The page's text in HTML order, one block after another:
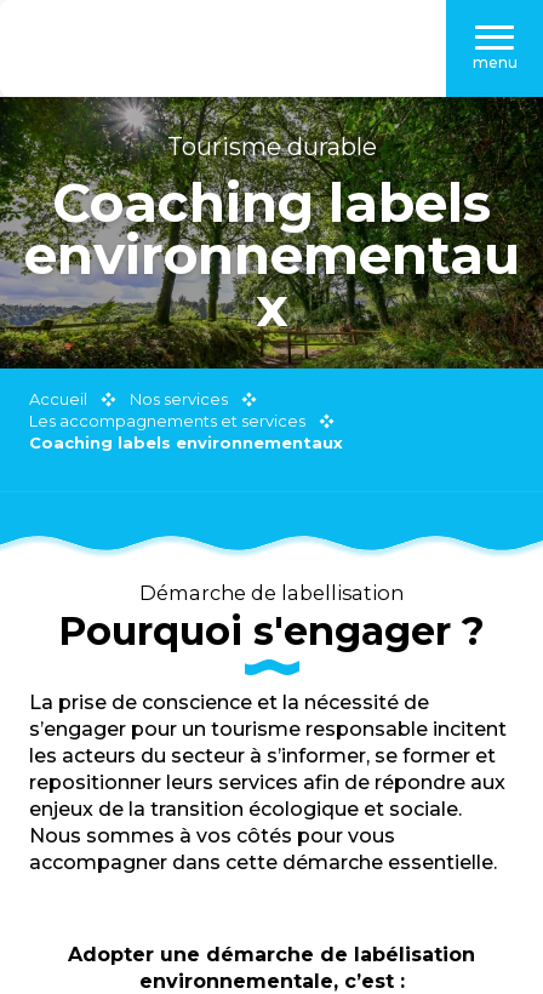
principal
menu
Tourisme durable
Coaching labels
environnementau
x
Accueil
Nos services
Les accompagnements et services
Coaching labels environnementaux
Démarche de labellisation
Pourquoi s'engager ?
La prise de conscience et la nécessité de
s’engager pour un tourisme responsable incitent
les acteurs du secteur à s’informer, se former et
repositionner leurs services afin de répondre aux
enjeux de la transition écologique et sociale.
Nous sommes à vos côtés pour vous
accompagner dans cette démarche essentielle.
Adopter une démarche de labélisation
environnementale, c’est :